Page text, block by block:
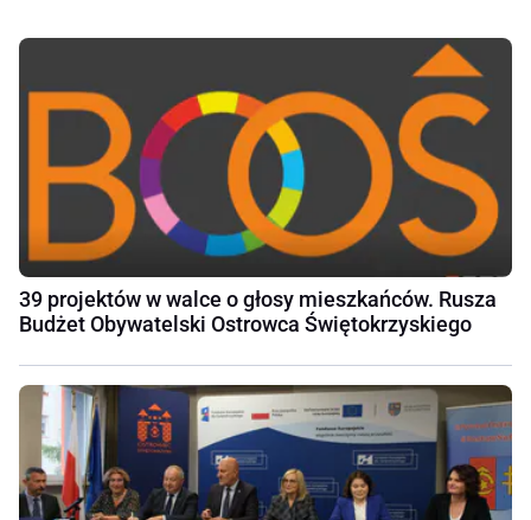
39 projektów w walce o głosy mieszkańców. Rusza
Budżet Obywatelski Ostrowca Świętokrzyskiego